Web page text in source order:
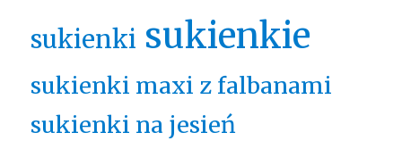
sukienki sukienkie
sukienki maxi z falbanami
sukienki na jesień